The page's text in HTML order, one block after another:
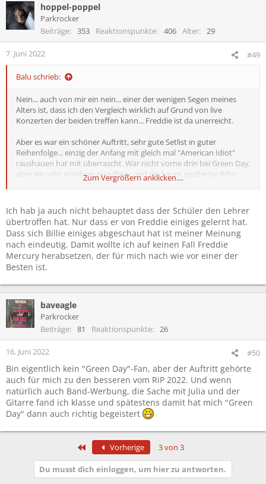
hoppel-poppel
Parkrocker
Beiträge
353 Reaktionspunkte 406 Alter 29
7. Juni 2022 #49
Balu schrieb:
Nein... auch von mir ein nein... einer der wenigen Segen meines
Alters ist, dass ich den Vergleich wirklich auf Grund von live
Konzerten der beiden treffen kann... Freddie ist da unerreicht.
Aber es war ein schöner Auftritt, sehr gute Setlist in guter
Reihenfolge... einzig der Anfang mit gleich mal "American Idiot"
raushauen hat mit überrascht. War nicht vorne drin bei Green Day,
aber ein sehr würdiger Headliner und ein kaum gealterter Billie
Joe... der ist jetzt 50.. ich würde wetten unter der Haarfarbe ist
Zum Vergrößern anklicken....
Ich hab ja auch nicht behauptet dass der Schüler den Lehrer
übertroffen hat. Nur dass er von Freddie einiges gelernt hat.
Dass sich Billie einiges abgeschaut hat ist meiner Meinung
nach eindeutig. Damit wollte ich auf keinen Fall Freddie
Mercury herabsetzen, der für mich nach wie vor einer der
Besten ist.
baveagle
Parkrocker
Beiträge
81 Reaktionspunkte 26
16. Juni 2022 #50
Bin eigentlich kein "Green Day"-Fan, aber der Auftritt gehörte
auch für mich zu den besseren vom RiP 2022. Und wenn
natürlich auch Band-Werbung, die Sache mit Julia und der
Gitarre fand ich klasse und spätestens damit hat mich "Green
Day" dann auch richtig begeistert
Erste Vorherige 3 von 3
Du musst dich einloggen, um hier zu antworten.